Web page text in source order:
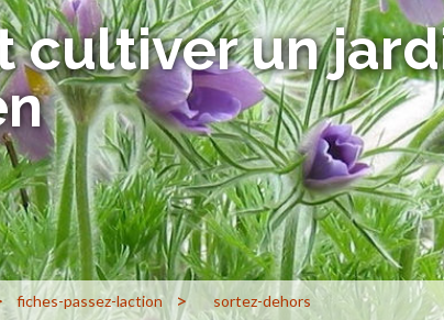
cultiver un
fiches-passez-laction > sortez-dehors